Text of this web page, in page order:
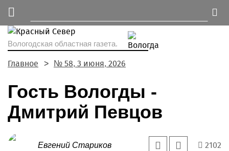
Вологодская областная газета.
Главное № 58, 3 июня, 2026
Гость Вологды -
Дмитрий Певцов
Евгений Стариков 2102